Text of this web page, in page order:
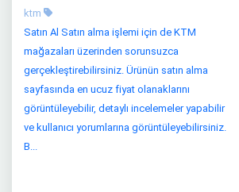
ktm
Satın Al Satın alma işlemi için de KTM
mağazaları üzerinden sorunsuzca
gerçekleştirebilirsiniz. Ürünün satın alma
sayfasında en ucuz fiyat olanaklarını
görüntüleyebilir, detaylı incelemeler yapabilir
ve kullanıcı yorumlarına görüntüleyebilirsiniz.
B...